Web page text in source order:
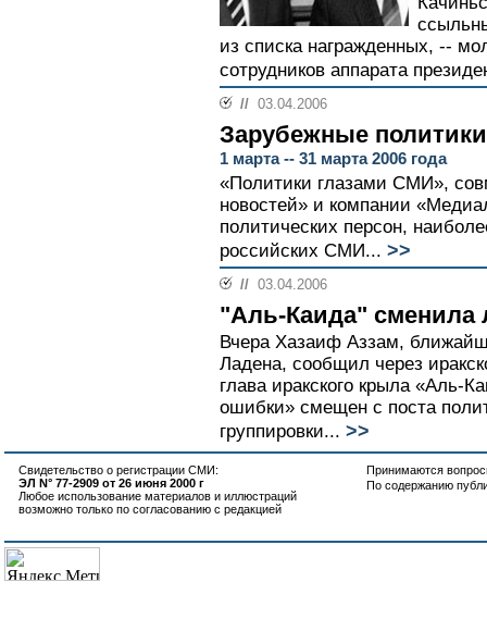
из списка награжденных, --
сотрудников аппарата
// 03.04.2006
Зарубежные
1 марта -- 31 марта 2006 года
«Политики глазами СМИ»,
новостей» и компании
политических персон,
российских СМИ... >>
// 03.04.2006
"Аль-Каида" сменила
Вчера Хазаиф Аззам,
Ладена, сообщил через
глава иракского крыла «Аль-
ошибки» смещен с поста
группировки... >>
Свидетельство о регистрации СМИ:
ЭЛ N° 77-2909 от 26 июня 2000 г
Любое использование материалов и иллюстраций
возможно только по согласованию с редакцией
Принимаются
По содержанию